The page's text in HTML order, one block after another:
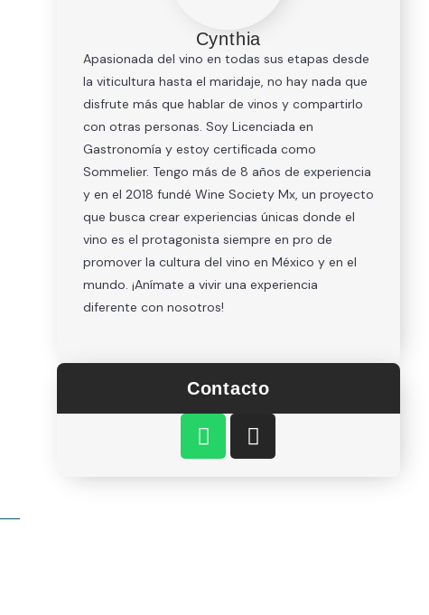
Cynthia
Apasionada del vino en todas sus etapas desde
la viticultura hasta el maridaje, no hay nada que
disfrute más que hablar de vinos y compartirlo
con otras personas. Soy Licenciada en
Gastronomía y estoy certificada como
Sommelier. Tengo más de 8 años de experiencia
y en el 2018 fundé Wine Society Mx, un proyecto
que busca crear experiencias únicas donde el
vino es el protagonista siempre en pro de
promover la cultura del vino en México y en el
mundo. ¡Anímate a vivir una experiencia
diferente con nosotros!
Contacto